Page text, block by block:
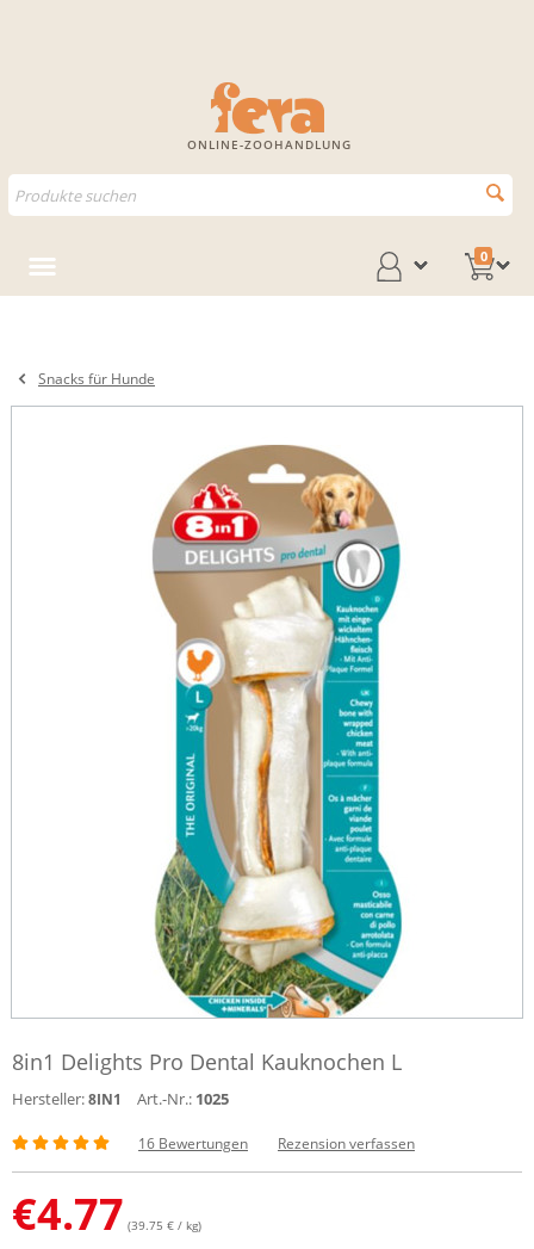
ONLINE-ZOOHANDLUNG
0
Snacks für Hunde
8in1 Delights Pro Dental Kauknochen L
Hersteller:8IN1 Art.-Nr.: 1025
16 Bewertungen Rezension verfassen
€4.77 (39.75 € / kg)